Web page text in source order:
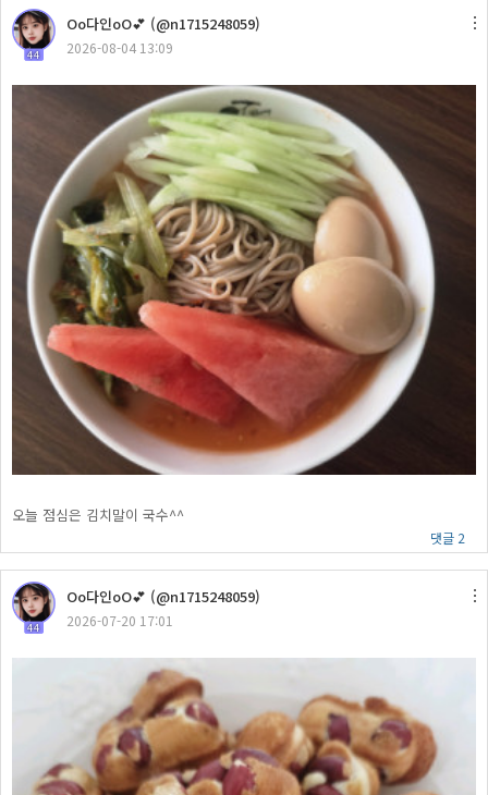
기다린 만큼 , 더
44
Oo다인oO💕 (@n1715248059)
2026-08-04 13:09
오늘 점심은 김치말이 국수^^
댓글 2
44
Oo다인oO💕 (@n1715248059)
2026-07-20 17:01